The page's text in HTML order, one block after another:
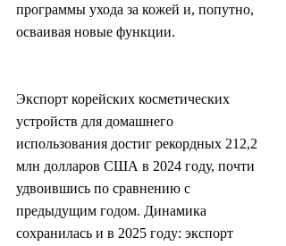
программы ухода за кожей и, попутно,
осваивая новые функции.
Экспорт корейских косметических
устройств для домашнего
использования достиг рекордных 212,2
млн долларов США в 2024 году, почти
удвоившись по сравнению с
предыдущим годом. Динамика
сохранилась и в 2025 году: экспорт